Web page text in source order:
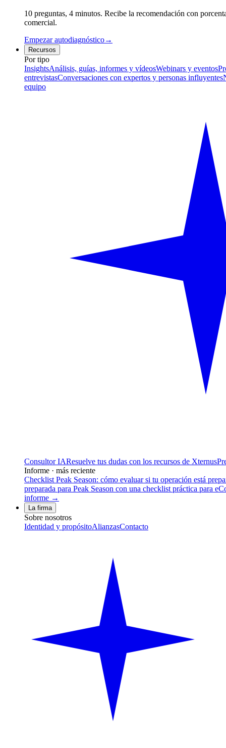
10 preguntas, 4 minutos. Recibe la recomendación con
comercial.
Empezar autodiagnóstico→
Recursos
Por tipo
InsightsAnálisis, guías, informes y vídeosWebinars y eventos
entrevistasConversaciones con expertos y personas influyentes
equipo
Consultor IAResuelve tus dudas con los recursos de Xternus
Informe · más reciente
Checklist Peak Season: cómo evaluar si tu operación está
preparada para Peak Season con una checklist práctica para
informe →
La firma
Sobre nosotros
Identidad y propósitoAlianzasContacto